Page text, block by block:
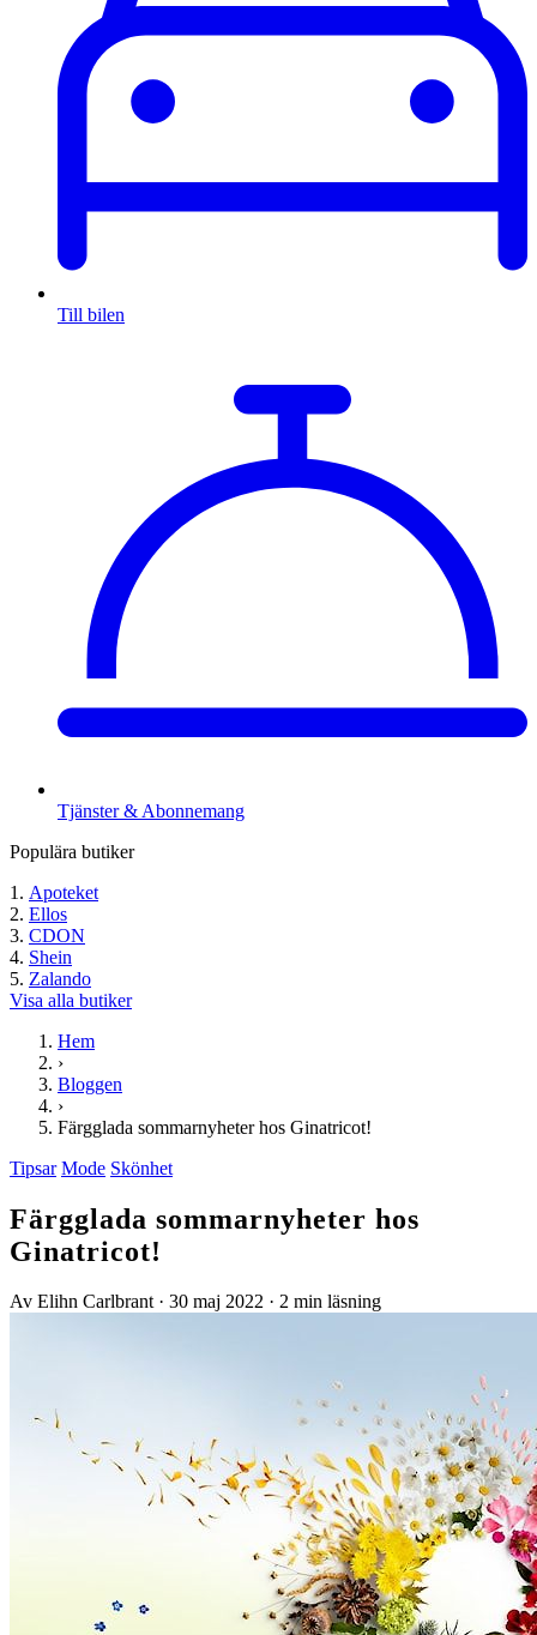
Till bilen
Tjänster & Abonnemang
Populära butiker
Apoteket
Ellos
CDON
Shein
Zalando
Visa alla butiker
Hem
›
Bloggen
›
Färgglada sommarnyheter hos Ginatricot!
Tipsar Mode Skönhet
Färgglada sommarnyheter hos
Ginatricot!
Av Elihn Carlbrant · 30 maj 2022 · 2 min läsning